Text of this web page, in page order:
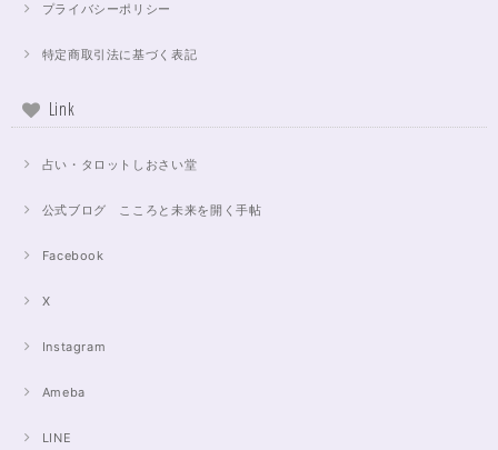
プライバシーポリシー
特定商取引法に基づく表記
Link
占い・タロットしおさい堂
公式ブログ こころと未来を開く手帖
Facebook
X
Instagram
Ameba
LINE